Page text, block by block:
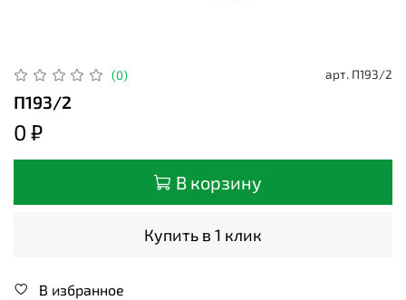
(0) арт. П193/2
П193/2
0 ₽
В корзину
Купить в 1 клик
В избранное